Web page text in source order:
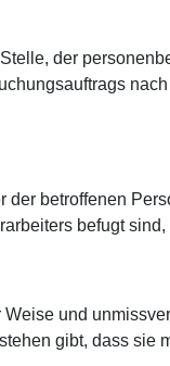
der
betroffenen
befugt
und
gibt, dass sie